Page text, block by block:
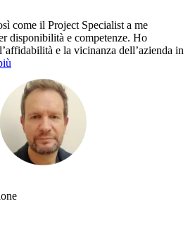
come il Project Specialist a me
disponibilità e competenze. Ho
e la vicinanza dell’azienda in